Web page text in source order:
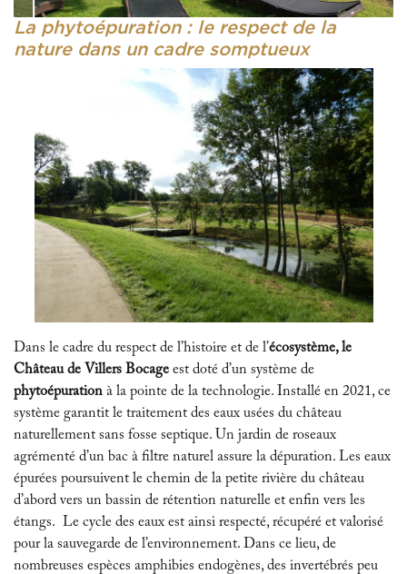
La phytoépuration : le respect de la
nature dans un cadre somptueux
Dans le cadre du respect de l’histoire et de l’écosystème, le
Château de Villers Bocage est doté d’un système de
phytoépuration à la pointe de la technologie. Installé en 2021, ce
système garantit le traitement des eaux usées du château
naturellement sans fosse septique. Un jardin de roseaux
agrémenté d’un bac à filtre naturel assure la dépuration. Les eaux
épurées poursuivent le chemin de la petite rivière du château
d’abord vers un bassin de rétention naturelle et enfin vers les
étangs. Le cycle des eaux est ainsi respecté, récupéré et valorisé
pour la sauvegarde de l’environnement. Dans ce lieu, de
nombreuses espèces amphibies endogènes, des invertébrés peu